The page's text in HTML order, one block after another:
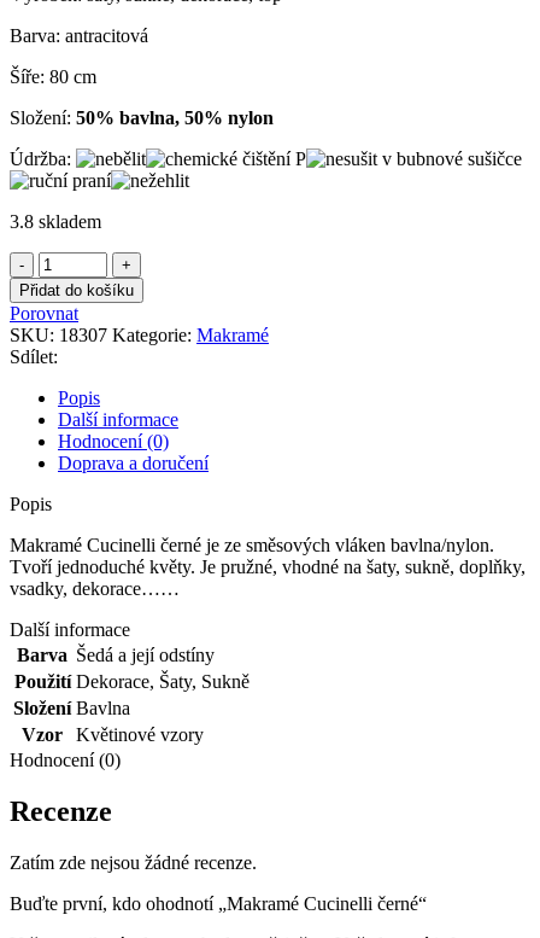
Barva: antracitová
Šíře: 80 cm
Složení: 50% bavlna, 50% nylon
Údržba:
3.8 skladem
Makramé
Cucinelli
černé
množství
Přidat do košíku
Porovnat
SKU: 18307 Kategorie: Makramé
Sdílet:
Popis
Další informace
Hodnocení (0)
Doprava a doručení
Popis
Makramé Cucinelli černé je ze směsových vláken bavlna/nylon.
Tvoří jednoduché květy. Je pružné, vhodné na šaty, sukně, doplňky,
vsadky, dekorace……
Další informace
Barva Šedá a její odstíny
Použití Dekorace, Šaty, Sukně
Složení Bavlna
Vzor
Květinové vzory
Hodnocení (0)
Recenze
Zatím zde nejsou žádné recenze.
Buďte první, kdo ohodnotí „Makramé Cucinelli černé“